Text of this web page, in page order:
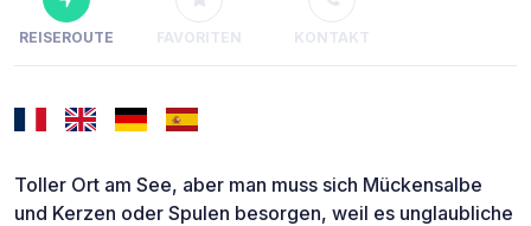
REISEROUTE FAVORITEN KONTAKT
Toller Ort am See, aber man muss sich Mückensalbe
und Kerzen oder Spulen besorgen, weil es unglaubliche